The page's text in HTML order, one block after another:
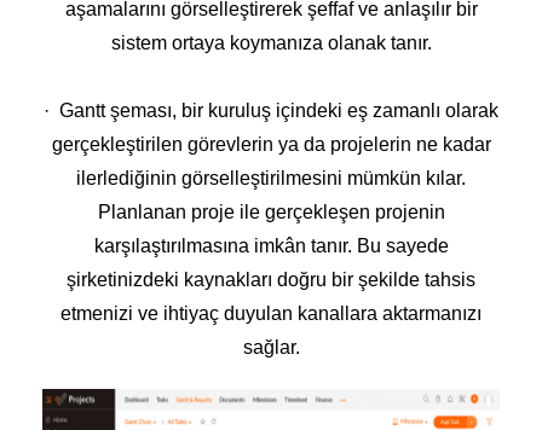
aşamalarını görselleştirerek şeffaf ve anlaşılır bir
sistem ortaya koymanıza olanak tanır.
· Gantt şeması, bir kuruluş içindeki eş zamanlı olarak
gerçekleştirilen görevlerin ya da projelerin ne kadar
ilerlediğinin görselleştirilmesini mümkün kılar.
Planlanan proje ile gerçekleşen projenin
karşılaştırılmasına imkân tanır. Bu sayede
şirketinizdeki kaynakları doğru bir şekilde tahsis
etmenizi ve ihtiyaç duyulan kanallara aktarmanızı
sağlar.